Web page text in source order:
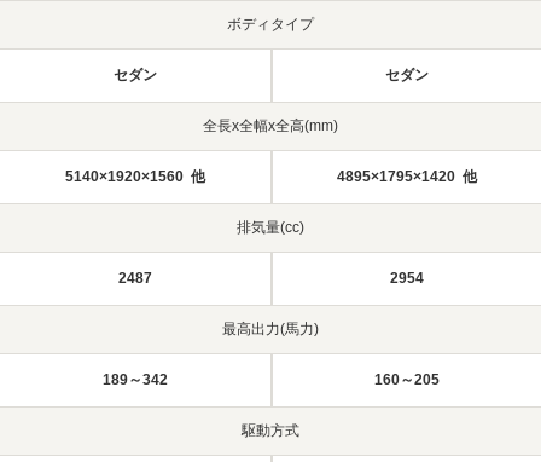
ボディタイプ
セダン セダン
全長x全幅x全高(mm)
5140×1920×1560 他 4895×1795×1420 他
排気量(cc)
2487 2954
最高出力(馬力)
189～342 160～205
駆動方式